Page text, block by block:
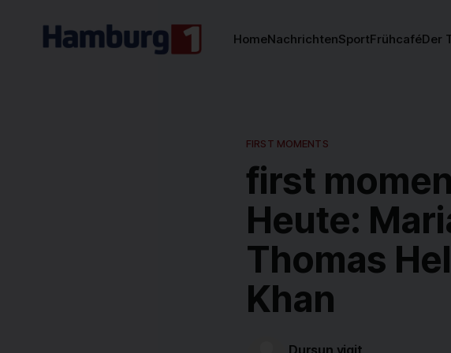
HomeNachrichtenSportFrühcaféDer
FIRST MOMENTS
first
Heute:
Thomas
Khan
Dursun yigit